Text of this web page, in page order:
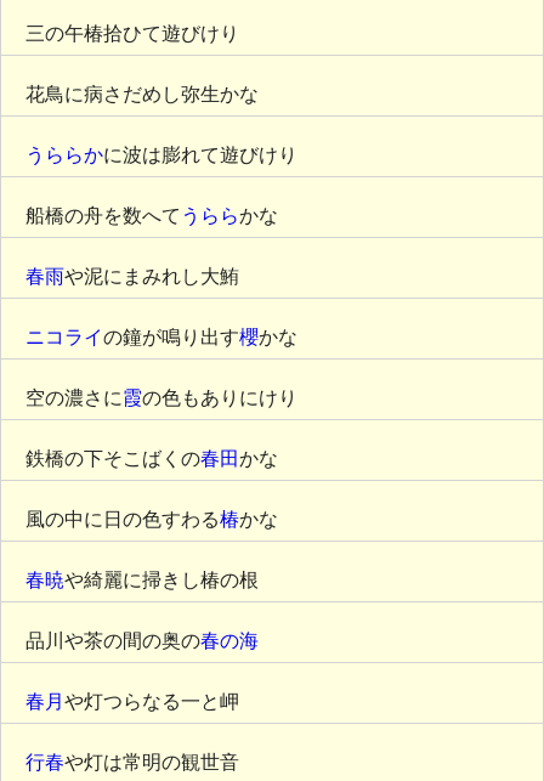
三の午椿拾ひて遊びけり
花鳥に病さだめし弥生かな
うららかに波は膨れて遊びけり
船橋の舟を数へて うららかな
春雨や泥にまみれし大鮪
ニコライの鐘が鳴り出す櫻かな
空の濃さに霞の色もありにけり
鉄橋の下そこばくの春田かな
風の中に日の色すわる椿かな
春暁や綺麗に掃きし椿の根
品川や茶の間の奥の春の海
春月 や灯つらなる一と岬
行春や灯は常明の観世音